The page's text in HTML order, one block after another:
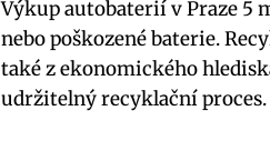
Výkup‌ autobaterií v Praze 5
nebo poškozené baterie.
také z​ ekonomického⁤
udržitelný recyklační proces.